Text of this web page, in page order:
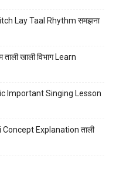
Lay Taal Rhythm समझना
खाली विभाग Learn
Important Singing Lesson
Explanation ताली